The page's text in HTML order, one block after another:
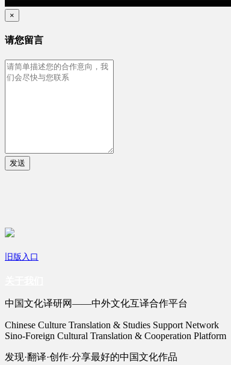
×
请您留言
发送
旧版入口
中国文化译研网——中外文化互译合作平台
Chinese Culture Translation & Studies Support Network
Sino-Foreign Cultural Translation & Cooperation Platform
发现·翻译·创作·分享最好的中国文化作品